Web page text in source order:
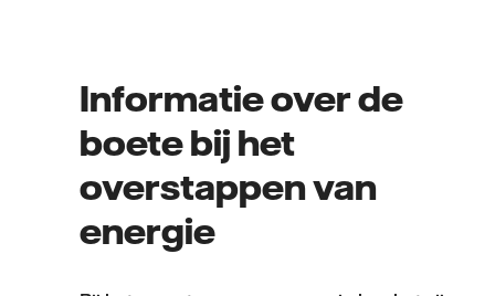
Informatie over de
boete bij het
overstappen van
energie